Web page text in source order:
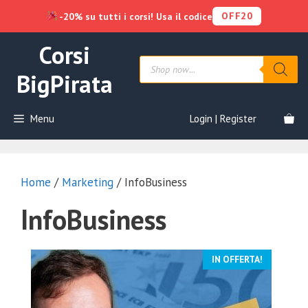
contenuto
Corsi
BigPirata
Products
search
Menu Login | Register
Home / Marketing / InfoBusiness
InfoBusiness
IN OFFERTA!
-20% su tutti i corsi! Usa il codice OFF20